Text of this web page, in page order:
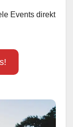
Events direkt